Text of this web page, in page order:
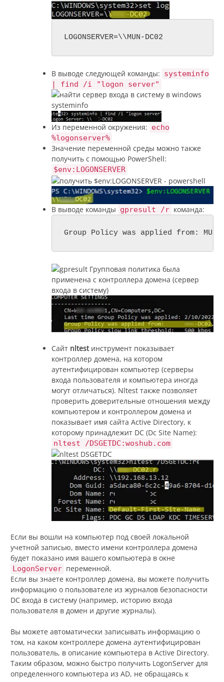
LOGONSERVER=\\MUN-DC02
В выводе следующей команды: systeminfo
| find /i "logon server"
Из переменной окружения: echo
%logonserver%
Значение переменной среды можно также
получить с помощью PowerShell:
$env:LOGONSERVER
В выводе команды gpresult /r команда:
Group Policy was applied from: MUN-
Сайт nltestинструмент показывает
контроллер домена, на котором
аутентифицирован компьютер (серверы
входа пользователя и компьютера иногда
могут отличаться). Nltest также позволяет
проверить доверительные отношения между
компьютером и контроллером домена и
показывает имя сайта Active Directory, к
которому принадлежит DC (Dc Site Name):
nltest /DSGETDC:woshub.com
Если вы вошли на компьютер под своей локальной
учетной записью, вместо имени контроллера домена
будет показано имя вашего компьютера в окне
LogonServer переменной.
Если вы знаете контроллер домена, вы можете получить
информацию о пользователе из журналов безопасности
DC входа в систему (например, историю входа
пользователя в домен и другие журналы).
Вы можете автоматически записывать информацию о
том, на каком контроллере домена аутентифицирован
пользователь, в описание компьютера в Active Directory.
Таким образом, можно быстро получить LogonServer для
определенного компьютера из AD, не обращаясь к